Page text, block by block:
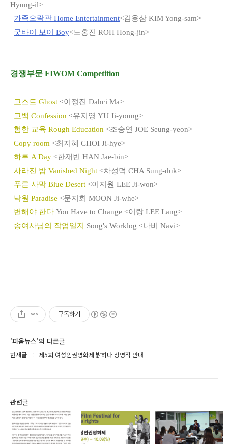
Hyung-il>
| 가족오락관 Home Entertainment<김용삼 KIM Yong-sam>
| 굿바이 보이 Boy<노홍진 ROH Hong-jin>
경쟁부문 FIWOM Competition
| 고스트 Ghost <이정진 Dahci Ma>
| 고백 Confession <유지영 YU Ji-young>
| 험한 교육 Rough Education <조승연 JOE Seung-yeon>
| Copy room <최지혜 CHOI Ji-hye>
| 하루 A Day <한재빈 HAN Jae-bin>
| 사라진 밤 Vanished Night <차성덕 CHA Sung-duk>
| 푸른 사막 Blue Desert <이지원 LEE Ji-won>
| 낙원 Paradise <문지회 MOON Ji-whe>
| 변해야 한다 You Have to Change <이랑 LEE Lang>
| 송여사님의 작업일지
Song's Worklog <나비 Navi>
구독하기
'피움뉴스'의 다른글
현재글 제5회 여성인권영화제 밝히다 상영작 안내
관련글